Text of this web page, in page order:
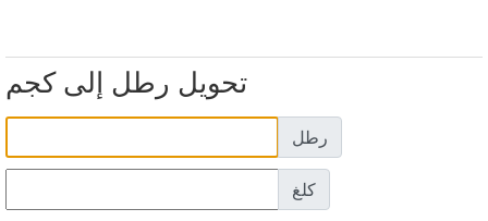
تحويل رطل إلى كجم
رطل
كلغ